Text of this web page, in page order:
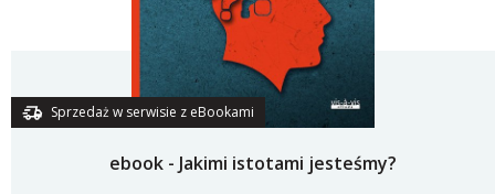
Sprzedaż w serwisie z eBookami
ebook - Jakimi istotami jesteśmy?